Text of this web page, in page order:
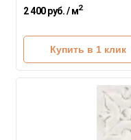
2 400 руб. / м2
Купить в 1 клик